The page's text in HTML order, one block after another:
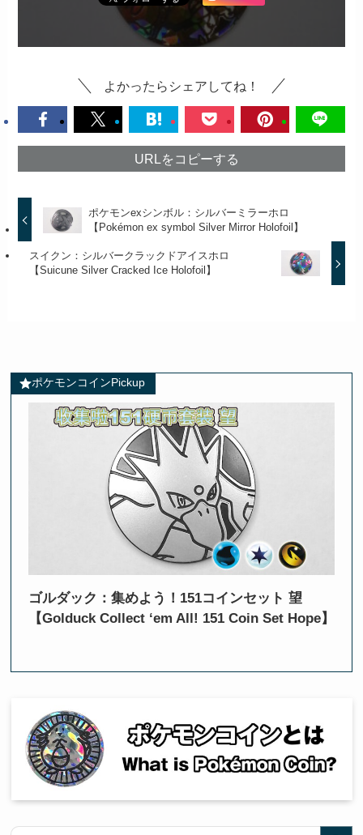
よかったらシェアしてね！
URLをコピーする
ポケモンexシンボル：シルバーミラーホロ
【Pokémon ex symbol Silver Mirror Holofoil】
スイクン：シルバークラックドアイスホロ
【Suicune Silver Cracked Ice Holofoil】
ポケモンコインPickup
ゴルダック：集めよう！151コインセット 望
【Golduck Collect ‘em All! 151 Coin Set Hope】